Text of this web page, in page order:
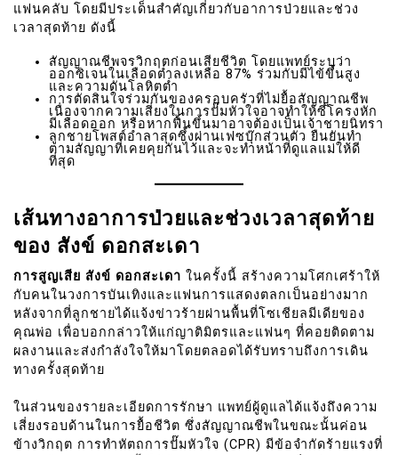
แฟนคลับ โดยมีประเด็นสำคัญเกี่ยวกับอาการป่วยและช่วง
เวลาสุดท้าย ดังนี้
สัญญาณชีพจรวิกฤตก่อนเสียชีวิต โดยแพทย์ระบุว่า
ออกซิเจนในเลือดต่ำลงเหลือ 87% ร่วมกับมีไข้ขึ้นสูง
และความดันโลหิตต่ำ
การตัดสินใจร่วมกันของครอบครัวที่ไม่ยื้อสัญญาณชีพ
เนื่องจากความเสี่ยงในการปั๊มหัวใจอาจทำให้ซี่โครงหัก
มีเลือดออก หรือหากฟื้นขึ้นมาอาจต้องเป็นเจ้าชายนิทรา
ลูกชายโพสต์อำลาสุดซึ้งผ่านเฟซบุ๊กส่วนตัว ยืนยันทำ
ตามสัญญาที่เคยคุยกันไว้และจะทำหน้าที่ดูแลแม่ให้ดี
ที่สุด
เส้นทางอาการป่วยและช่วงเวลาสุดท้าย
ของ สังข์ ดอกสะเดา
การสูญเสีย สังข์ ดอกสะเดา ในครั้งนี้ สร้างความโศกเศร้าให้
กับคนในวงการบันเทิงและแฟนการแสดงตลกเป็นอย่างมาก
หลังจากที่ลูกชายได้แจ้งข่าวร้ายผ่านพื้นที่โซเชียลมีเดียของ
คุณพ่อ เพื่อบอกกล่าวให้แก่ญาติมิตรและแฟนๆ ที่คอยติดตาม
ผลงานและส่งกำลังใจให้มาโดยตลอดได้รับทราบถึงการเดิน
ทางครั้งสุดท้าย
ในส่วนของรายละเอียดการรักษา แพทย์ผู้ดูแลได้แจ้งถึงความ
เสี่ยงรอบด้านในการยื้อชีวิต ซึ่งสัญญาณชีพในขณะนั้นค่อน
ข้างวิกฤต การทำหัตถการปั๊มหัวใจ (CPR) มีข้อจำกัดร้ายแรงที่